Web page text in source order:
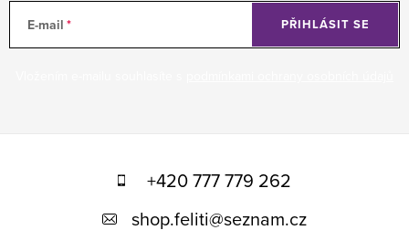
E-mail PŘIHLÁSIT SE
+420 777 779 262
shop.feliti@seznam.cz